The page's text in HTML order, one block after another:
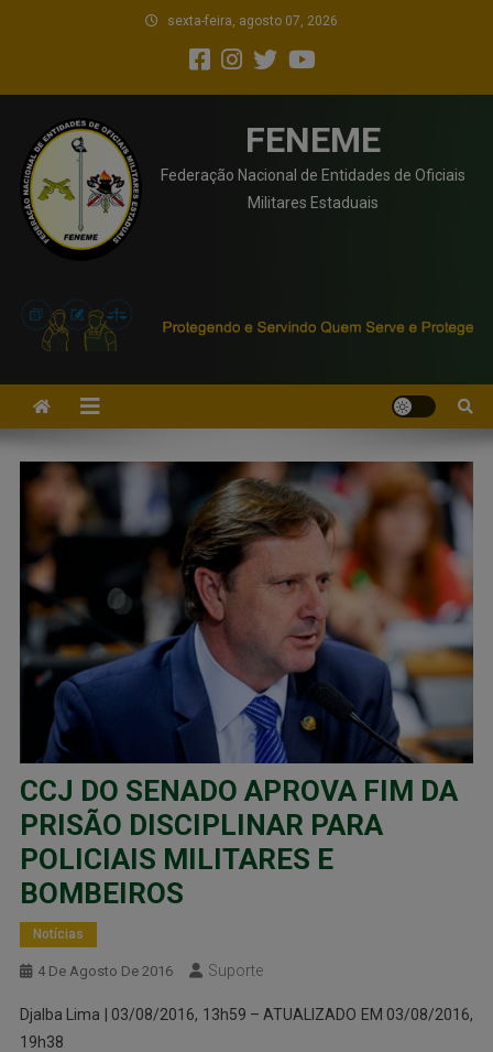
sexta-feira, agosto 07, 2026
FENEME
Federação Nacional de Entidades de Oficiais
Militares Estaduais
CCJ DO SENADO APROVA FIM DA
PRISÃO DISCIPLINAR PARA
POLICIAIS MILITARES E
BOMBEIROS
Notícias
4 De Agosto De 2016 Suporte
Djalba Lima | 03/08/2016, 13h59 – ATUALIZADO EM 03/08/2016,
19h38